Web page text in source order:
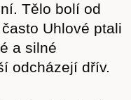
Tělo bolí od
Uhlové ptali
a silné
odcházejí dřív.